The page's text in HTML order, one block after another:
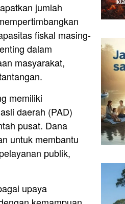
jumlah
fiskal masing-
dalam
masyarakat,
memiliki
daerah (PAD)
pusat. Dana
untuk membantu
publik,
upaya